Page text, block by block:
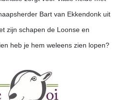
Bart van Ekkendonk uit
zijn schapen de Loonse en
heb je hem weleens zien lopen?